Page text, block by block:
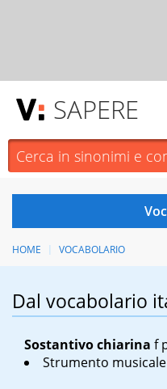
SAPERE
HOME VOCABOLARIO
Dal vocabolario
Sostantivochiarina f
Strumento